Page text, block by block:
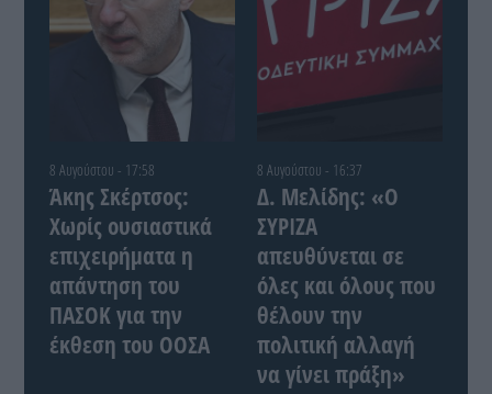
8 Αυγούστου - 17:58
Άκης Σκέρτσος:
Χωρίς ουσιαστικά
επιχειρήματα η
απάντηση του
ΠΑΣΟΚ για την
έκθεση του ΟΟΣΑ
8 Αυγούστου - 16:37
Δ. Μελίδης: «Ο
ΣΥΡΙΖΑ
απευθύνεται σε
όλες και όλους που
θέλουν την
πολιτική αλλαγή
να γίνει πράξη»